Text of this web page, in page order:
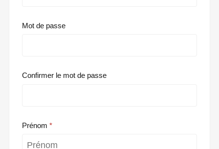
Mot de passe
Confirmer le mot de passe
Prénom